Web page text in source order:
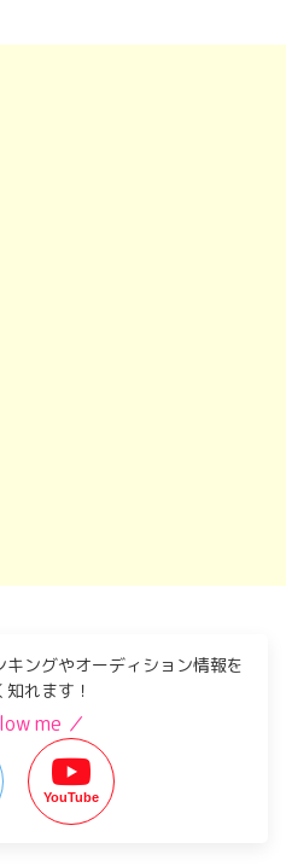
ングやオーディション情報を
知れます！
me ／
YouTube